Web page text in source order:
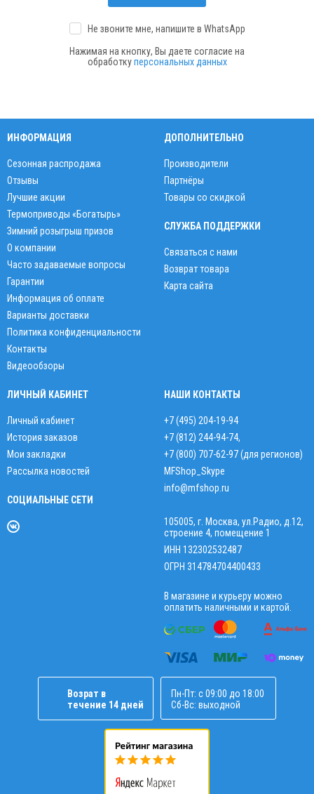
Не звоните мне, напишите в WhatsApp
Нажимая на кнопку, Вы даете согласие на
обработкуперсональных данных
ИНФОРМАЦИЯ
Сезонная распродажа
Отзывы
Лучшие акции
Термоприводы «Богатырь»
Зимний розыгрыш призов
О компании
Часто задаваемые вопросы
Гарантии
Информация об оплате
Варианты доставки
Политика конфиденциальности
Контакты
Видеообзоры
ДОПОЛНИТЕЛЬНО
Производители
Партнёры
Товары со скидкой
СЛУЖБА ПОДДЕРЖКИ
Связаться с нами
Возврат товара
Карта сайта
ЛИЧНЫЙ КАБИНЕТ
Личный кабинет
История заказов
Мои закладки
Рассылка новостей
СОЦИАЛЬНЫЕ СЕТИ
НАШИ КОНТАКТЫ
+7 (495) 204-19-94
+7 (812) 244-94-74,
+7 (800) 707-62-97 (для регионов)
MFShop_Skype
info@mfshop.ru
105005, г. Москва, ул.Радио, д.12,
строение 4, помещение 1
ИНН 132302532487
ОГРН 314784704400433
В магазине и курьеру можно
оплатить наличными и картой.
Возрат в
течение 14 дней
Пн-Пт: с 09:00 до 18:00
Сб-Вс: выходной